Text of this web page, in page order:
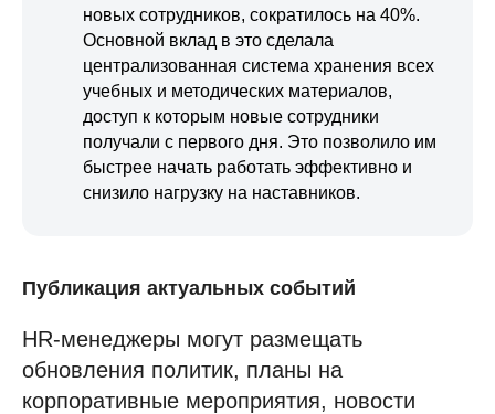
новых сотрудников, сократилось на 40%.
Основной вклад в это сделала
централизованная система хранения всех
учебных и методических материалов,
доступ к которым новые сотрудники
получали с первого дня. Это позволило им
быстрее начать работать эффективно и
снизило нагрузку на наставников.
Публикация актуальных событий
HR-менеджеры могут размещать
обновления политик, планы на
корпоративные мероприятия, новости